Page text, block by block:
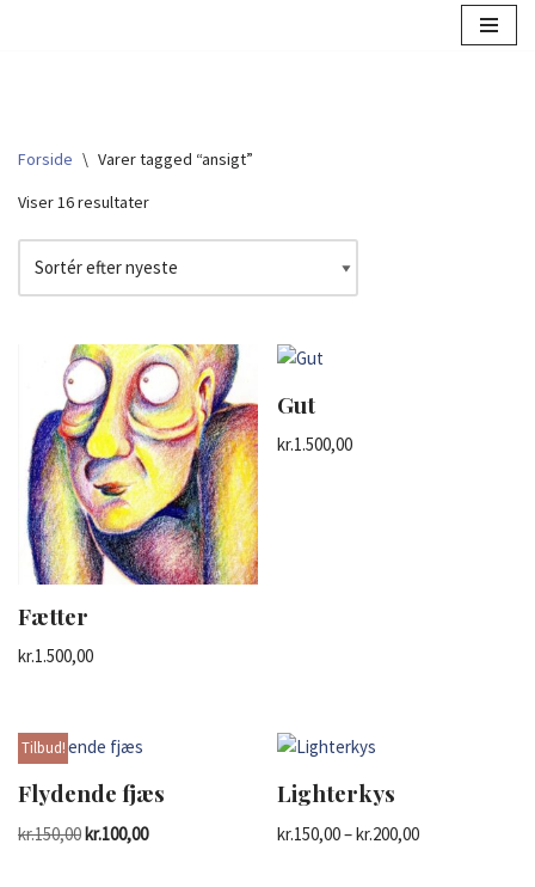
Forside \ Varer tagged “ansigt”
Viser 16 resultater
Fætter
kr.1.500,00
Gut
kr.1.500,00
Tilbud!
Flydende fjæs
kr.150,00kr.100,00
Lighterkys
kr.150,00–kr.200,00